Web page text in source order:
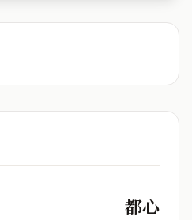
都心